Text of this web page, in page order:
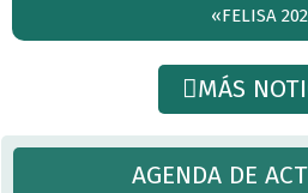
«FELISA
MÁS
AGENDA DE